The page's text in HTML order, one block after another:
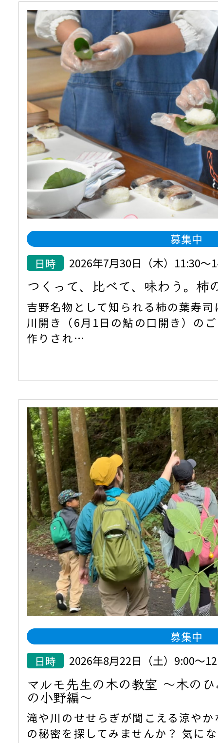
募集中
日時
2026年7月30日（木）11:30
つくって、比べて、味わう。柿
吉野名物として知られる柿の葉寿
川開き（6月1日の鮎の口開き）の
作りされ…
募集中
日時
2026年8月22日（土）9:00～
マルモ先生の木の教室 ～木の
の小野編～
滝や川のせせらぎが聞こえる涼や
の秘密を探してみませんか？ 気に